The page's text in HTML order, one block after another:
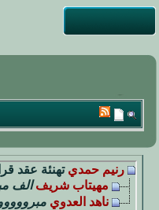
رنيم حمدي تهنئة عقد
مهيتاب شريف الف
ناهد العدوي